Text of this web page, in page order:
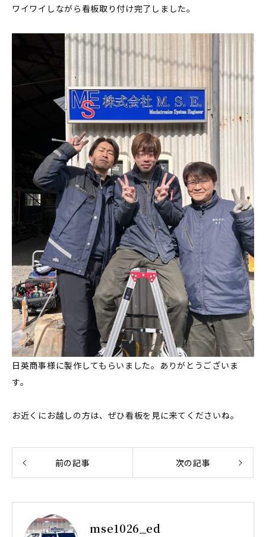
ワイワイしながら看板取り付け完了しました。
日英商事様に製作してもらいました。ありがとうございま
す。
お近くにお越しの方は、ぜひ看板を見に来てくださいね。
前の記事 次の記事
mse1026_ed